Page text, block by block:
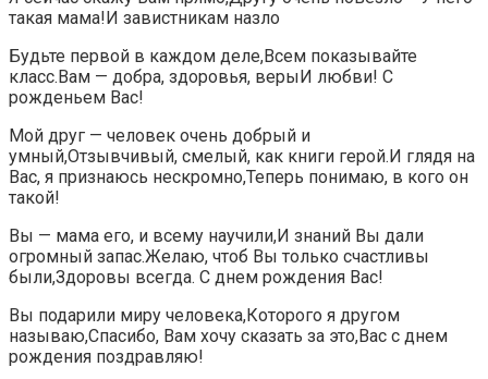
такая мама!И завистникам назло
Будьте первой в каждом деле,Всем показывайте
класс.Вам — добра, здоровья, верыИ любви! С
рожденьем Вас!
Мой друг — человек очень добрый и
умный,Отзывчивый, смелый, как книги герой.И глядя на
Вас, я признаюсь нескромно,Теперь понимаю, в кого он
такой!
Вы — мама его, и всему научили,И знаний Вы дали
огромный запас.Желаю, чтоб Вы только счастливы
были,Здоровы всегда. С днем рождения Вас!
Вы подарили миру человека,Которого я другом
называю,Спасибо, Вам хочу сказать за это,Вас с днем
рождения поздравляю!